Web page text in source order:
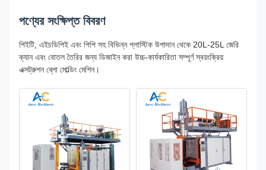
পণ্যের সংক্ষিপ্ত বিবরণ
পিইটি, এইচডিপিই এবং পিপি সহ বিভিন্ন প্লাস্টিক উপাদান থেকে 20L-25L জেরি
ক্যান এবং বোতল তৈরির জন্য ডিজাইন করা উচ্চ-কার্যকারিতা সম্পূর্ণ স্বয়ংক্রিয়
এক্সট্রুশন ব্লো মোল্ডিং মেশিন।